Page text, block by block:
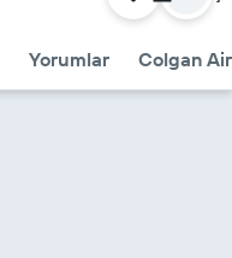
Yorumlar Colgan